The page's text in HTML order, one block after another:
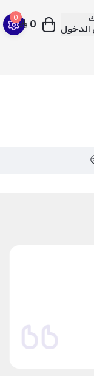
0 0